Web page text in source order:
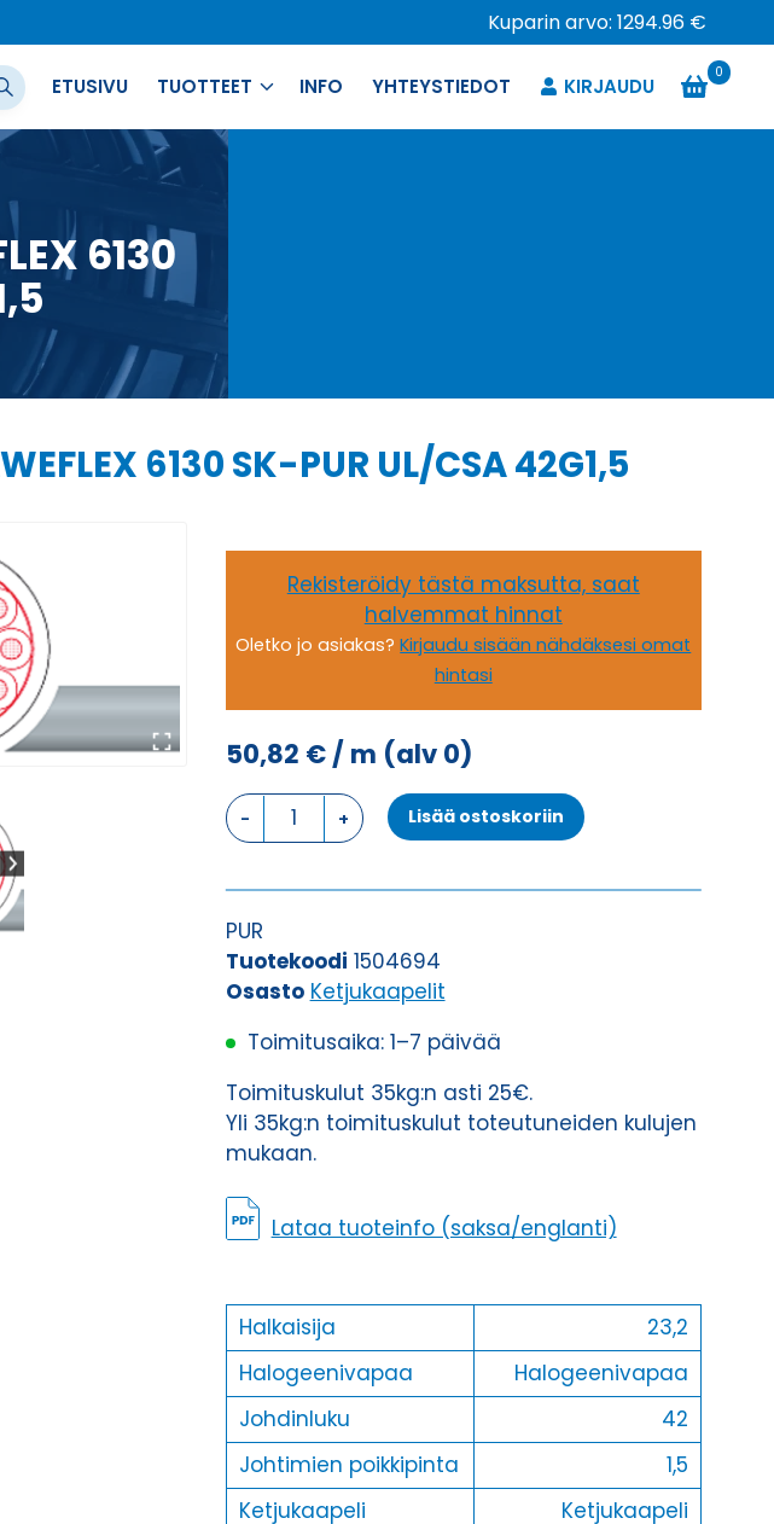
Kuparin arvo: 1294.96 €
ETUSIVU TUOTTEET INFO YHTEYSTIEDOT KIRJAUDU
0
6130
6130 SK-PUR UL/CSA 42G1,5
Rekisteröidy tästä maksutta, saat
halvemmat hinnat
Oletko jo asiakas?Kirjaudu sisään nähdäksesi omat
hintasi
50,82 €/ m (alv 0)
Ketjukaapeli
KAWEFLEX
SK-
UL/CSA
42G1,5
määrä
Lisää ostoskoriin
PUR
Tuotekoodi 1504694
Osasto Ketjukaapelit
Toimitusaika: 1–7 päivää
Toimituskulut 35kg:n asti 25€.
Yli 35kg:n toimituskulut toteutuneiden kulujen
mukaan.
Lataa tuoteinfo (saksa/englanti)
Halkaisija
23,2
Halogeenivapaa
Halogeenivapaa
Johdinluku
42
Johtimien poikkipinta
1,5
Ketjukaapeli
Ketjukaapeli